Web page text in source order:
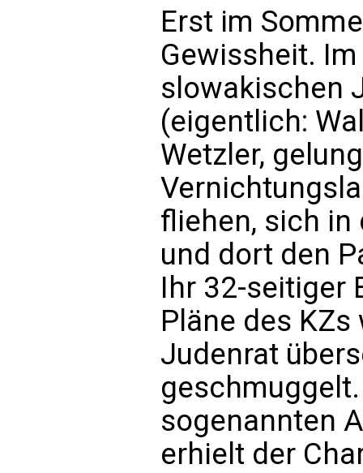
Erst im
Gewissheit.
slowakischen
(eigentlich:
Wetzler,
fliehen, sich in
und dort den
Ihr 32-seitiger
Pläne des
Judenrat
sogenannten
erhielt der